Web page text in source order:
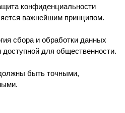
конфиденциальности
важнейшим принципом.
сбора и обработки данных
для общественности.
быть точными,